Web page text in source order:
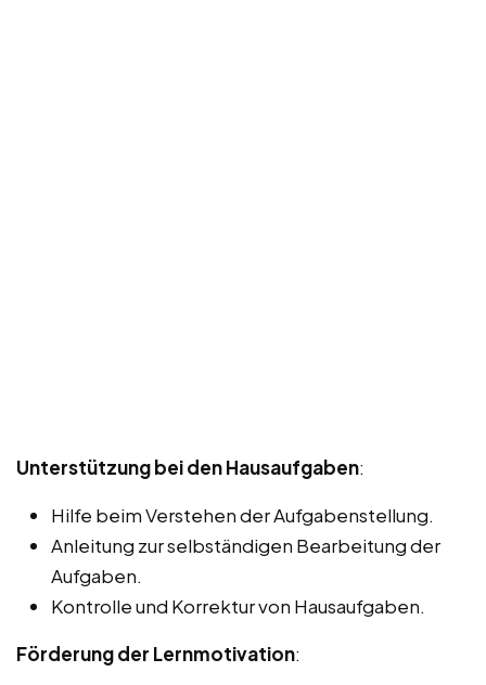
Unterstützung bei den Hausaufgaben:
Hilfe beim Verstehen der Aufgabenstellung.
Anleitung zur selbständigen Bearbeitung der
Aufgaben.
Kontrolle und Korrektur von Hausaufgaben.
Förderung der Lernmotivation: